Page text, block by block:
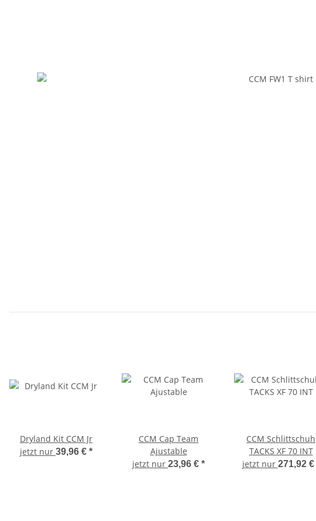
Dryland Kit CCM Jr
jetzt nur 39,96 € *
CCM Cap Team
Ajustable
jetzt nur 23,96 € *
CCM Schlittschuh
TACKS XF 70 INT
jetzt nur 271,92 €